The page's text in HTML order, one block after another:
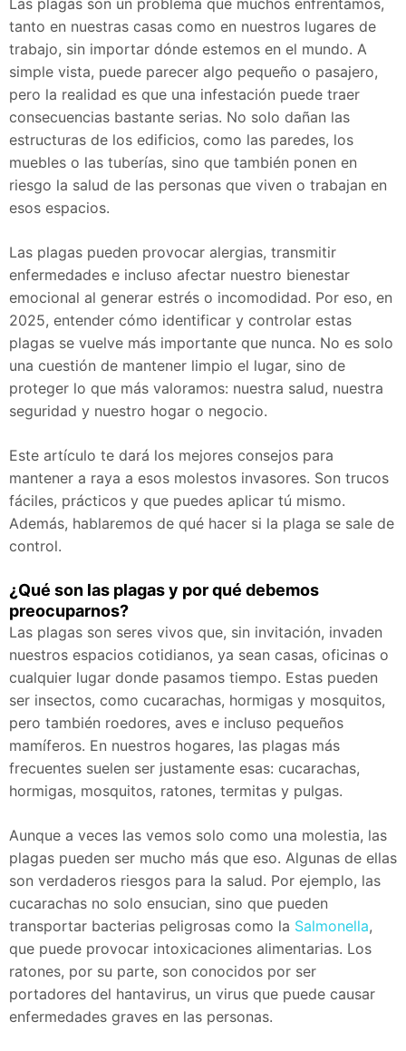
Las plagas son un problema que muchos enfrentamos,
tanto en nuestras casas como en nuestros lugares de
trabajo, sin importar dónde estemos en el mundo. A
simple vista, puede parecer algo pequeño o pasajero,
pero la realidad es que una infestación puede traer
consecuencias bastante serias. No solo dañan las
estructuras de los edificios, como las paredes, los
muebles o las tuberías, sino que también ponen en
riesgo la salud de las personas que viven o trabajan en
esos espacios.
Las plagas pueden provocar alergias, transmitir
enfermedades e incluso afectar nuestro bienestar
emocional al generar estrés o incomodidad. Por eso, en
2025, entender cómo identificar y controlar estas
plagas se vuelve más importante que nunca. No es solo
una cuestión de mantener limpio el lugar, sino de
proteger lo que más valoramos: nuestra salud, nuestra
seguridad y nuestro hogar o negocio.
Este artículo te dará los mejores consejos para
mantener a raya a esos molestos invasores. Son trucos
fáciles, prácticos y que puedes aplicar tú mismo.
Además, hablaremos de qué hacer si la plaga se sale de
control.
¿Qué son las plagas y por qué debemos
preocuparnos?
Las plagas son seres vivos que, sin invitación, invaden
nuestros espacios cotidianos, ya sean casas, oficinas o
cualquier lugar donde pasamos tiempo. Estas pueden
ser insectos, como cucarachas, hormigas y mosquitos,
pero también roedores, aves e incluso pequeños
mamíferos. En nuestros hogares, las plagas más
frecuentes suelen ser justamente esas: cucarachas,
hormigas, mosquitos, ratones, termitas y pulgas.
Aunque a veces las vemos solo como una molestia, las
plagas pueden ser mucho más que eso. Algunas de ellas
son verdaderos riesgos para la salud. Por ejemplo, las
cucarachas no solo ensucian, sino que pueden
transportar bacterias peligrosas como la Salmonella,
que puede provocar intoxicaciones alimentarias. Los
ratones, por su parte, son conocidos por ser
portadores del hantavirus, un virus que puede causar
enfermedades graves en las personas.